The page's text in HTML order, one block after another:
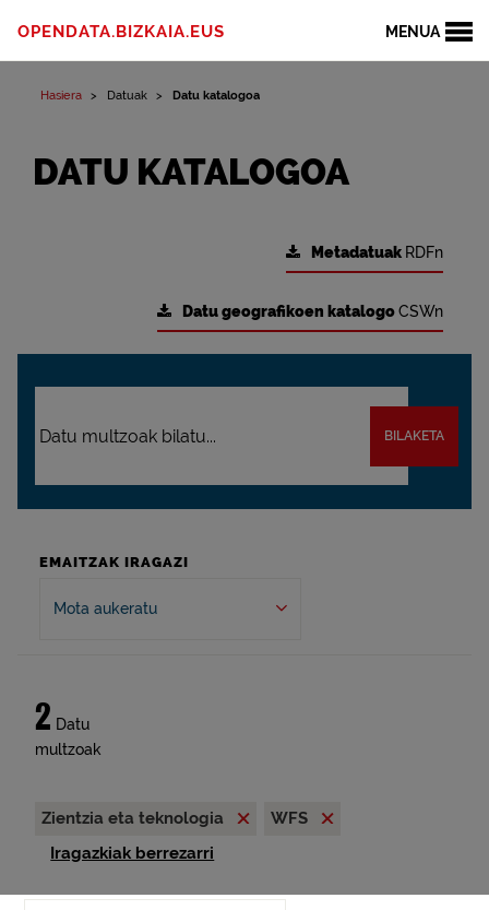
MENUA
OPENDATA.BIZKAIA.EUS
Hasiera Datuak Datu katalogoa
DATU KATALOGOA
Metadatuak RDFn
Datu geografikoen katalogoCSWn
BILAKETA
EMAITZAK IRAGAZI
Mota aukeratu
2 Datu
multzoak
Zientzia eta teknologia
WFS
Iragazkiak berrezarri